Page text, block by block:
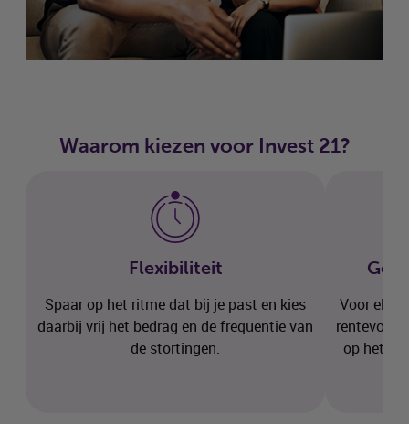
Waarom kiezen voor Invest 21?
Flexibiliteit
Spaar op het ritme dat bij je past en kies
daarbij vrij het bedrag en de frequentie van
de stortingen.
Voor elke
rentevoet
op het